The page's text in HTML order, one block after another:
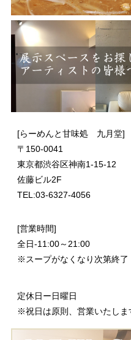
[らーめんと甘味処 九月堂]
〒 150-0041
東京都渋谷区神南1-15-12
佐藤ビル2F
TEL:03-6327-4056
[営業時間]
全日-11:00～21:00
※スープがなくなり次第終了
定休日ー日曜日
※祝日は原則、営業いたしま